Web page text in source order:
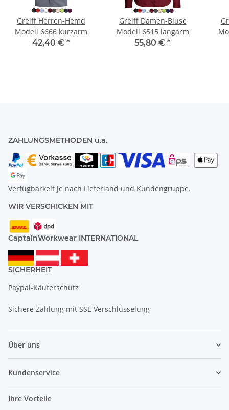
Greiff Herren-Hemd
Modell 6666 kurzarm
42,40 € *
Greiff Damen-Bluse
Modell 6515 langarm
55,80 € *
ZAHLUNGSMETHODEN u.a.
Verfügbarkeit je nach Lieferland und Kundengruppe.
WIR VERSCHICKEN MIT
CaptainWorkwear INTERNATIONAL
SICHERHEIT
Paypal-Käuferschutz
Sichere Zahlung mit SSL-Verschlüsselung
Über uns
Kundenservice
Ihre Vorteile